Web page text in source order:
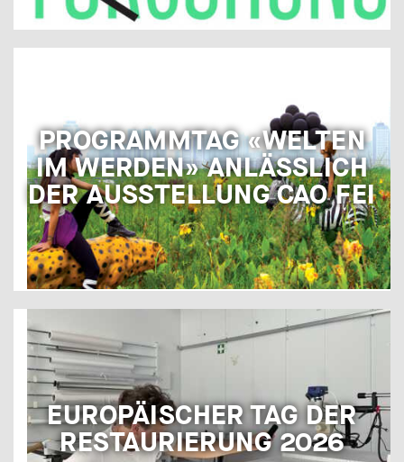
PROGRAMMTAG «WELTEN
IM WERDEN» ANLÄSSLICH
DER AUSSTELLUNG CAO FEI
EUROPÄISCHER TAG DER
RESTAURIERUNG 2026